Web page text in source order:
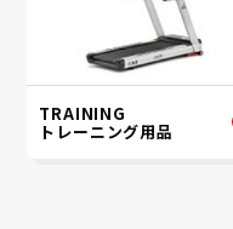
TRAINING
トレーニング用品